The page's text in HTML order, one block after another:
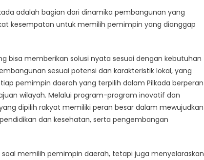
adalah bagian dari dinamika pembangunan yang
kesempatan untuk memilih pemimpin yang dianggap
bisa memberikan solusi nyata sesuai dengan kebutuhan
sesuai potensi dan karakteristik lokal, yang
pemimpin daerah yang terpilih dalam Pilkada berperan
wilayah. Melalui program-program inovatif dan
dipilih rakyat memiliki peran besar dalam mewujudkan
dan kesehatan, serta pengembangan
memilih pemimpin daerah, tetapi juga menyelaraskan